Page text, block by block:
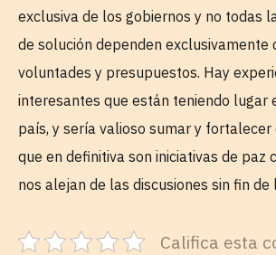
exclusiva de los gobiernos y no todas
de solución dependen exclusivamente
voluntades y presupuestos. Hay
interesantes que están teniendo lugar
país, y sería valioso sumar y
que en definitiva son iniciativas de paz
nos alejan de las discusiones sin fin
Califica esta